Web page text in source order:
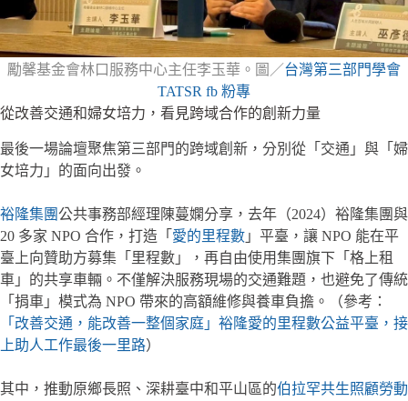
勵馨基金會林口服務中心主任李玉華。圖／台灣第三部門學會
TATSR fb 粉專
從改善交通和婦女培力，看見跨域合作的創新力量
最後一場論壇聚焦第三部門的跨域創新，分別從「交通」與「婦
女培力」的面向出發。
裕隆集團公共事務部經理陳蔓嫻分享，去年（2024）裕隆集團與
20 多家 NPO 合作，打造「 愛的里程數 」平臺，讓 NPO 能在平
臺上向贊助方募集「里程數」，再自由使用集團旗下「格上租
車」的共享車輛。不僅解決服務現場的交通難題，也避免了傳統
「捐車」模式為 NPO 帶來的高額維修與養車負擔。（參考：
「改善交通，能改善一整個家庭」裕隆愛的里程數公益平臺，接
上助人工作最後一里路）
其中，推動原鄉長照、深耕臺中和平山區的伯拉罕共生照顧勞動